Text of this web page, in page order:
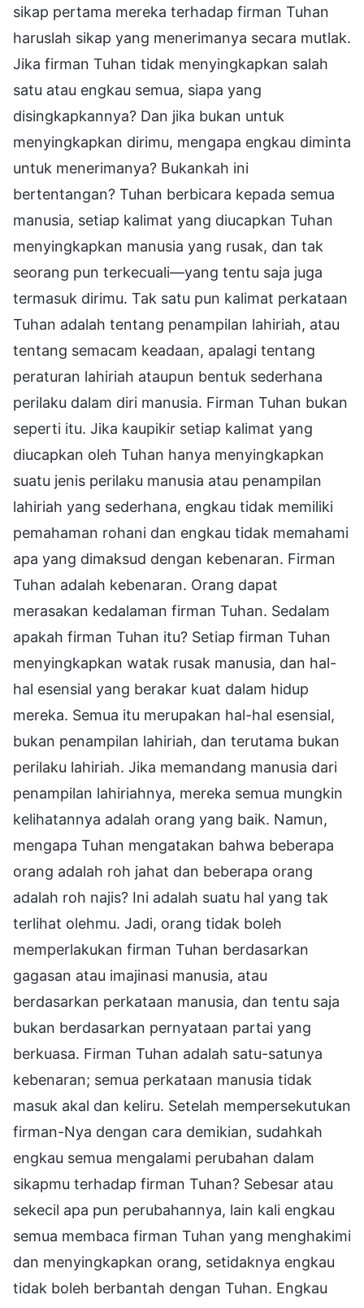
sikap pertama mereka terhadap firman Tuhan
haruslah sikap yang menerimanya secara mutlak.
Jika firman Tuhan tidak menyingkapkan salah
satu atau engkau semua, siapa yang
disingkapkannya? Dan jika bukan untuk
menyingkapkan dirimu, mengapa engkau diminta
untuk menerimanya? Bukankah ini
bertentangan? Tuhan berbicara kepada semua
manusia, setiap kalimat yang diucapkan Tuhan
menyingkapkan manusia yang rusak, dan tak
seorang pun terkecuali—yang tentu saja juga
termasuk dirimu. Tak satu pun kalimat perkataan
Tuhan adalah tentang penampilan lahiriah, atau
tentang semacam keadaan, apalagi tentang
peraturan lahiriah ataupun bentuk sederhana
perilaku dalam diri manusia. Firman Tuhan bukan
seperti itu. Jika kaupikir setiap kalimat yang
diucapkan oleh Tuhan hanya menyingkapkan
suatu jenis perilaku manusia atau penampilan
lahiriah yang sederhana, engkau tidak memiliki
pemahaman rohani dan engkau tidak memahami
apa yang dimaksud dengan kebenaran. Firman
Tuhan adalah kebenaran. Orang dapat
merasakan kedalaman firman Tuhan. Sedalam
apakah firman Tuhan itu? Setiap firman Tuhan
menyingkapkan watak rusak manusia, dan hal-
hal esensial yang berakar kuat dalam hidup
mereka. Semua itu merupakan hal-hal esensial,
bukan penampilan lahiriah, dan terutama bukan
perilaku lahiriah. Jika memandang manusia dari
penampilan lahiriahnya, mereka semua mungkin
kelihatannya adalah orang yang baik. Namun,
mengapa Tuhan mengatakan bahwa beberapa
orang adalah roh jahat dan beberapa orang
adalah roh najis? Ini adalah suatu hal yang tak
terlihat olehmu. Jadi, orang tidak boleh
memperlakukan firman Tuhan berdasarkan
gagasan atau imajinasi manusia, atau
berdasarkan perkataan manusia, dan tentu saja
bukan berdasarkan pernyataan partai yang
berkuasa. Firman Tuhan adalah satu-satunya
kebenaran; semua perkataan manusia tidak
masuk akal dan keliru. Setelah mempersekutukan
firman-Nya dengan cara demikian, sudahkah
engkau semua mengalami perubahan dalam
sikapmu terhadap firman Tuhan? Sebesar atau
sekecil apa pun perubahannya, lain kali engkau
semua membaca firman Tuhan yang menghakimi
dan menyingkapkan orang, setidaknya engkau
tidak boleh berbantah dengan Tuhan. Engkau